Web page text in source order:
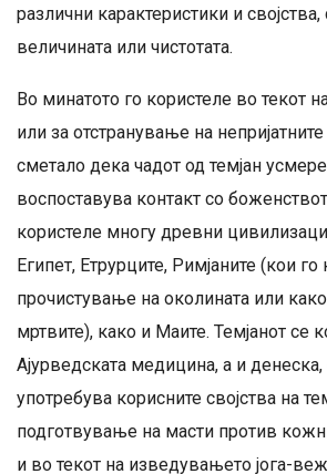
различни карактеристики и својства,
величината или чистотата.
Во минатото го користеле во текот
или за отстранување на
сметало дека чадот од темјан
воспоставува контакт со
користеле многу древни
Египет, Етрурците, Римјаните (кои го
прочистување на околината или
мртвите), како и Маите. Темјанот се
Ајурведската медицина, а и
употребува корисните својства на
подготвување на масти против
и во текот на изведувањето јога-